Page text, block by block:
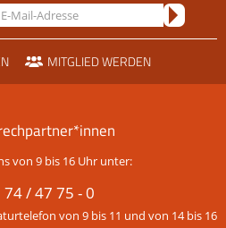
MITGLIED WERDEN
von 9 bis 16 Uhr unter:
74 / 47 75 - 0
von 9 bis 11 und von 14 bis 16